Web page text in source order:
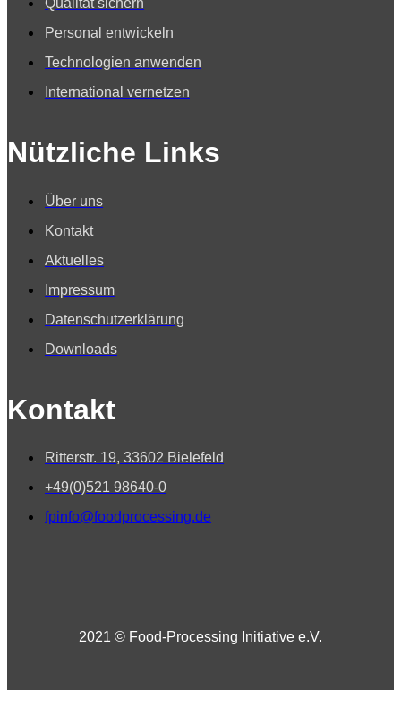
Qualität sichern
Personal entwickeln
Technologien anwenden
International vernetzen
Nützliche Links
Über uns
Kontakt
Aktuelles
Impressum
Datenschutzerklärung
Downloads
Kontakt
Ritterstr. 19, 33602 Bielefeld
+49(0)521 98640-0
fpinfo@foodprocessing.de
2021 © Food-Processing Initiative e.V.